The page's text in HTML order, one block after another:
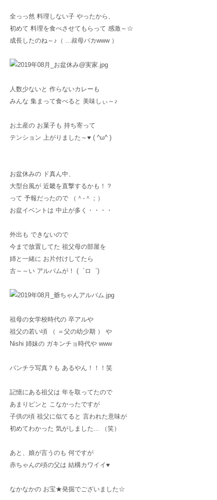
全っっ然 料理しない子 やったから、
初めて 料理を食べさせてもらって 感激～☆
成長したのね～♪（ ...叔母バカwww ）
人数少ないと 作らないカレーも
みんな 集まって食べると 美味しぃ～♪
お土産の お菓子も 持ち寄って
テンション 上がりました～♥ ( ^ω^ )
お盆休みの ド真ん中、
大型台風が 近畿を直撃するかも！？
って 予報だったので （＾-＾；）
お盆イベントは 中止が多く・・・・
外出も できないので
今まで放置してた 祖父母の部屋を
姉と一緒に お片付けしてたら
古～～い アルバムが！ (゜ロ゜)
祖母の女学校時代の 卒アルや
祖父の若い頃 （ ＝父の幼少期 ） や
Nishi 姉妹の ガキンチョ時代や www
パンチラ写真？も あるやん！！！笑
記憶にある祖父は 年を取ってたので
あまりピンと こなかったですが
子供の頃 祖父に似てると 言われた意味が
初めてわかった 気がしました... （笑）
あと、娘が言うのも 何ですが
赤ちゃんの頃の父は 結構カワイイ♥
なかなかの お宝★発掘でございました☆